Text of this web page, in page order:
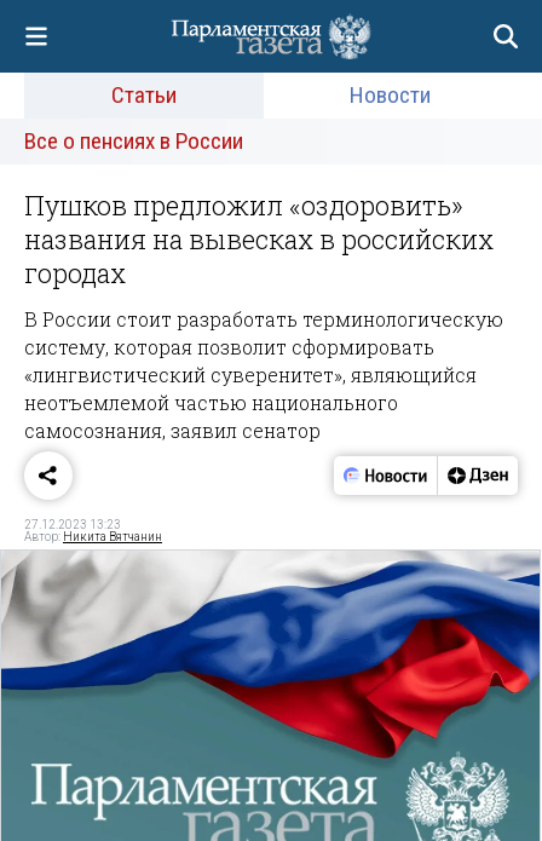
Статьи
Новости
Все о пенсиях в России
Пушков предложил «оздоровить»
названия на вывесках в российских
городах
В России стоит разработать терминологическую
систему, которая позволит сформировать
«лингвистический суверенитет», являющийся
неотъемлемой частью национального
самосознания, заявил сенатор
27.12.2023 13:23
Автор: Никита Вятчанин